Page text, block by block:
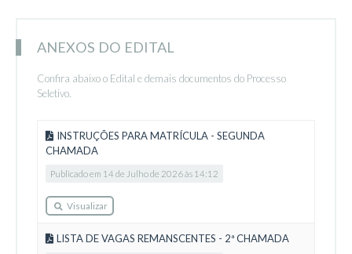
ANEXOS DO EDITAL
Confira abaixo o Edital e demais documentos do Processo
Seletivo.
INSTRUÇÕES PARA MATRÍCULA - SEGUNDA
CHAMADA
Publicado em 14 de Julho de 2026 às 14:12
Visualizar
LISTA DE VAGAS REMANSCENTES - 2ª CHAMADA